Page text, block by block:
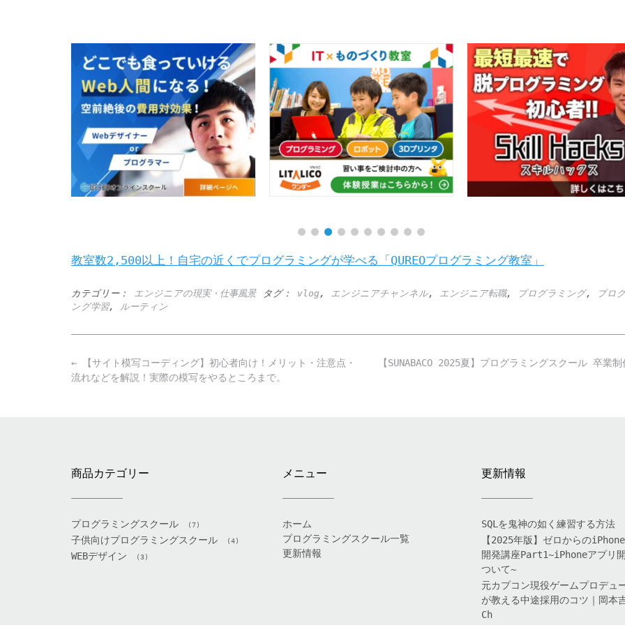
教室数2,500以上！自宅の近くでプログラミングが学べる「QUREOプログラミング教室」
カテゴリー： エンジニアの現実・仕事風景 タグ： vlog , エンジニアチャンネル, エンジニア転職, プログラミング,
プロ
ング学習, ルーティン
Post
navigation
【SUNABACO 2025夏】プログラミングスクール 卒業
← 【サイト模写コーディング】初心者向け！メリット・注意点・
流れなどを解説！実際の模写をやるところまで。
商品カテゴリー
プログラミングスクール (7)
子供向けプログラミングスクール (4)
WEBデザイン (3)
メニュー
ホーム
プログラミングスクール一覧
更新情報
更新情報
SQLを鬼神の如く練習する方法
【2025年版】ゼロからの
開発講座Part1~iPhoneアプリ
ついて~
元カプコン現役ゲームプロデュ
が教える中途採用のコツ｜岡本
Ch